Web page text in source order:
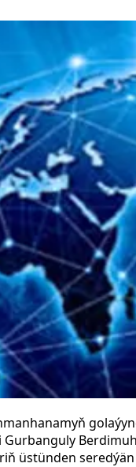
üstünden seredýän